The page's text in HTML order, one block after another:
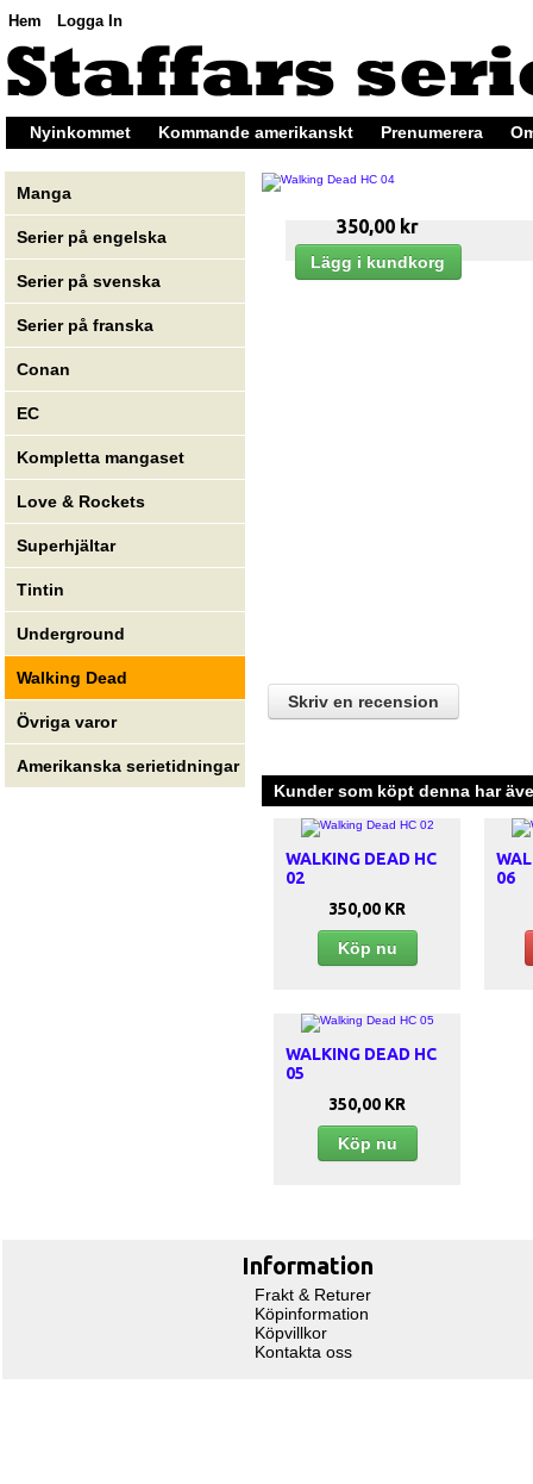
Hem Logga In
Nyinkommet Kommande amerikanskt Prenumerera
Manga
Serier på engelska
Serier på svenska
Serier på franska
Conan
EC
Kompletta mangaset
Love & Rockets
Superhjältar
Tintin
Underground
Walking Dead
Övriga varor
Amerikanska serietidningar
350,00 kr
Skriv en recension
Kunder som köpt denna har
WALKING DEAD HC
02
350,00 KR
Köp nu
06
WALKING DEAD HC
05
350,00 KR
Köp nu
Information
Frakt & Returer
Köpinformation
Köpvillkor
Kontakta oss